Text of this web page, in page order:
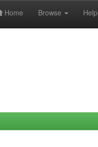
Home Browse Help